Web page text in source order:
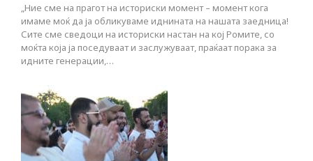
„Ние сме на прагот на историски момент – момент кога
имаме моќ да ја обликуваме иднината на нашата заедница!
Сите сме сведоци на историски настан на кој Ромите, со
моќта која ја поседуваат и заслужуваат, праќаат порака за
идните генерации,…